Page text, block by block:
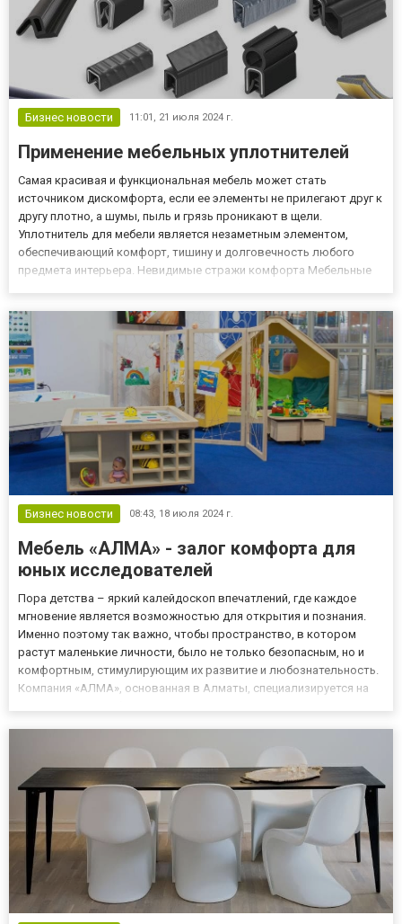
Бизнес новости 11:01, 21 июля 2024 г.
Применение мебельных уплотнителей
Самая красивая и функциональная мебель может стать
источником дискомфорта, если ее элементы не прилегают друг к
другу плотно, а шумы, пыль и грязь проникают в щели.
Уплотнитель для мебели является незаметным элементом,
обеспечивающий комфорт, тишину и долговечность любого
предмета интерьера. Невидимые стражи комфорта Мебельные
мебели для обесп...
Бизнес новости 08:43, 18 июля 2024 г.
Мебель «АЛМА» - залог комфорта для
юных исследователей
Пора детства – яркий калейдоскоп впечатлений, где каждое
мгновение является возможностью для открытия и познания.
Именно поэтому так важно, чтобы пространство, в котором
растут маленькие личности, было не только безопасным, но и
комфортным, стимулирующим их развитие и любознательность.
Компания «АЛМА», основанная в Алматы, специализируется на